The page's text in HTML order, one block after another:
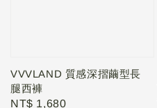
VVVLAND 質感深摺繭型長
腿西褲
Regular
NT$ 1,680